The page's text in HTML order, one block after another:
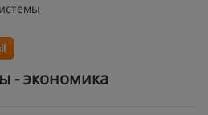
- экономика